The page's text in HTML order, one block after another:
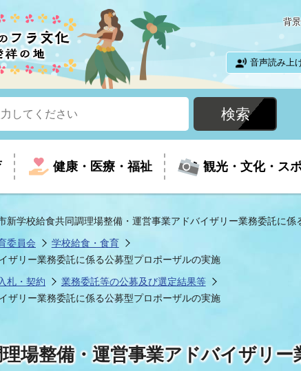
背
音声読み上
という時に
ナンバー 住まい・生活・相談
情報 移住・定住
て
健康・医療・福祉
包括ケア(介護予防等) 福祉事業者向け情報
福祉
新型コロナウイルス
観光・文化・ス
イベントの案内
ルコース 歴史・文化
関連情報 教育旅行
振興
・介護 都市計画・開発・建築
管理者 除染事業
室
広聴
計画 行政改革
新学校給食共同調理場整備・運営事業アドバイザリー業務委託に
委員会
学校給食・食育
ザリー業務委託に係る公募型プロポーザルの実施
入札・契約
業務委託等の公募及び選定結果等
ザリー業務委託に係る公募型プロポーザルの実施
場整備・運営事業アドバイザリ